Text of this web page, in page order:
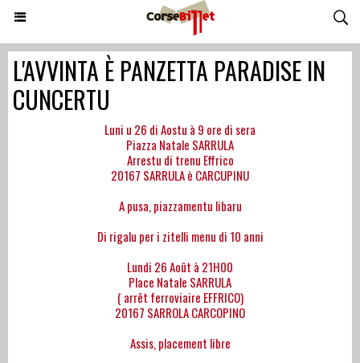
L'AVVINTA È PANZETTA PARADISE IN
CUNCERTU
Luni u 26 di Aostu à 9 ore di sera
Piazza Natale SARRULA
Arrestu di trenu Effrico
20167 SARRULA è CARCUPINU
A pusa, piazzamentu libaru
Di rigalu per i zitelli menu di 10 anni
Lundi 26 Août à 21H00
Place Natale SARRULA
( arrêt ferroviaire EFFRICO)
20167 SARROLA CARCOPINO
Assis, placement libre